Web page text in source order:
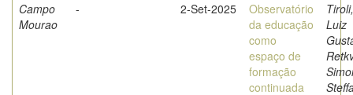
Campo
Mourao
- 2-Set-2025
Observatório
da educação
como
espaço de
formação
continuada
Tiroli,
Luiz